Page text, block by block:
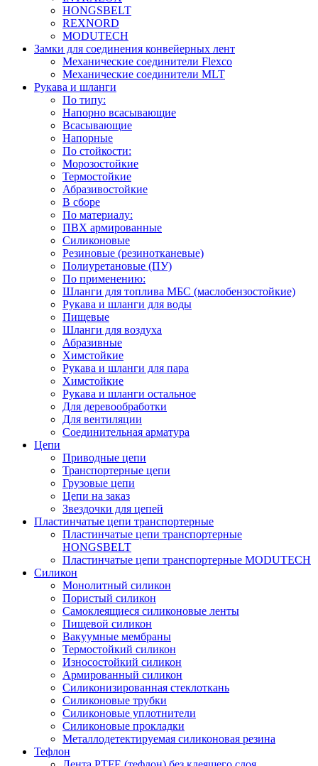
HONGSBELT
REXNORD
MODUTECH
Замки для соединения конвейерных лент
Механические соединители Flexco
Механические соединители MLT
Рукава и шланги
По типу:
Напорно всасывающие
Всасывающие
Напорные
По стойкости:
Морозостойкие
Термостойкие
Абразивостойкие
В сборе
По материалу:
ПВХ армированные
Силиконовые
Резиновые (резинотканевые)
Полиуретановые (ПУ)
По применению:
Шланги для топлива МБС (маслобензостойкие)
Рукава и шланги для воды
Пищевые
Шланги для воздуха
Абразивные
Химстойкие
Рукава и шланги для пара
Химстойкие
Рукава и шланги остальное
Для деревообработки
Для вентиляции
Соединительная арматура
Цепи
Приводные цепи
Транспортерные цепи
Грузовые цепи
Цепи на заказ
Звездочки для цепей
Пластинчатые цепи транспортерные
Пластинчатые цепи транспортерные
HONGSBELT
Пластинчатые цепи транспортерные MODUTECH
Силикон
Монолитный силикон
Пористый силикон
Самоклеящиеся силиконовые ленты
Пищевой силикон
Вакуумные мембраны
Термостойкий силикон
Износостойкий силикон
Армированный силикон
Силиконизированная стеклоткань
Силиконовые трубки
Силиконовые уплотнители
Силиконовые прокладки
Металлодетектируемая силиконовая резина
Тефлон